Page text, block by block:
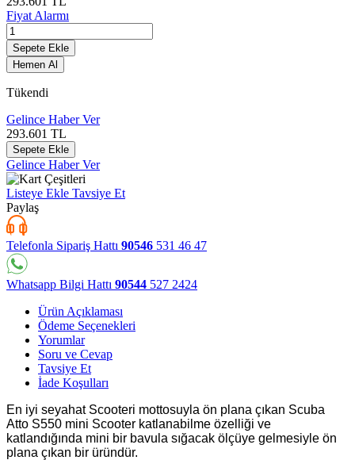
Fiyat Alarmı
Sepete Ekle
Hemen Al
Tükendi
Gelince Haber Ver
293.601 TL
Sepete Ekle
Gelince Haber Ver
Listeye Ekle Tavsiye Et
Paylaş
Telefonla Sipariş Hattı 90546 531 46 47
Whatsapp Bilgi Hattı 90544 527 2424
Ürün Açıklaması
Ödeme Seçenekleri
Yorumlar
Soru ve Cevap
Tavsiye Et
İade Koşulları
En iyi seyahat Scooteri mottosuyla ön plana çıkan Scuba
Atto S550 mini Scooter katlanabilme özelliği ve
katlandığında mini bir bavula sığacak ölçüye gelmesiyle ön
plana çıkan bir üründür.